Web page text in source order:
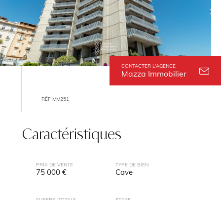
CONTACTER L'AGENCE
Mazza Immobilier
RÉF MM251
Caractéristiques
PRIX DE VENTE
75 000 €
TYPE DE BIEN
Cave